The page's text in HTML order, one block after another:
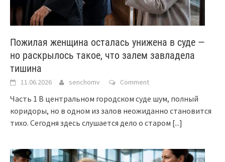
Пожилая женщина осталась унижена в суде —
но раскрылось такое, что залем завладела
тишина
11.06.2026 senchomv Comment
Часть 1 В центральном городском суде шум, полный
коридоры, но в одном из залов неожиданно становится
тихо. Сегодня здесь слушается дело о старом [...]